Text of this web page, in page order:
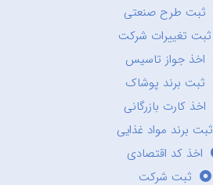
ثبت طرح صنعتی
ثبت تغییرات شرکت
اخذ جواز تاسیس
ثبت برند پوشاک
اخذ کارت بازرگانی
ثبت برند مواد غذایی
اخذ کد اقتصادی
ثبت شرکت